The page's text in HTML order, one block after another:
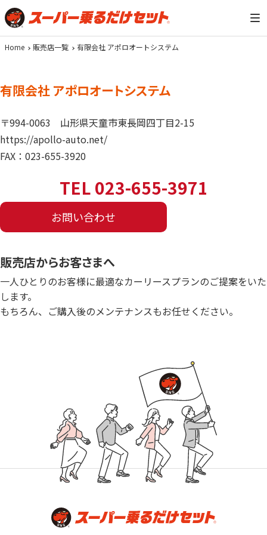
Home 販売店一覧 有限会社 アポロオートシステム
有限会社 アポロオートシステム
〒994-0063
山形県天童市東長岡四丁目2-15
https://apollo-auto.net/
FAX：023-655-3920
TEL 023-655-3971
お問い合わせ
販売店からお客さまへ
一人ひとりのお客様に最適なカーリースプランのご提案をいた
します。
もちろん、ご購入後のメンテナンスもお任せください。